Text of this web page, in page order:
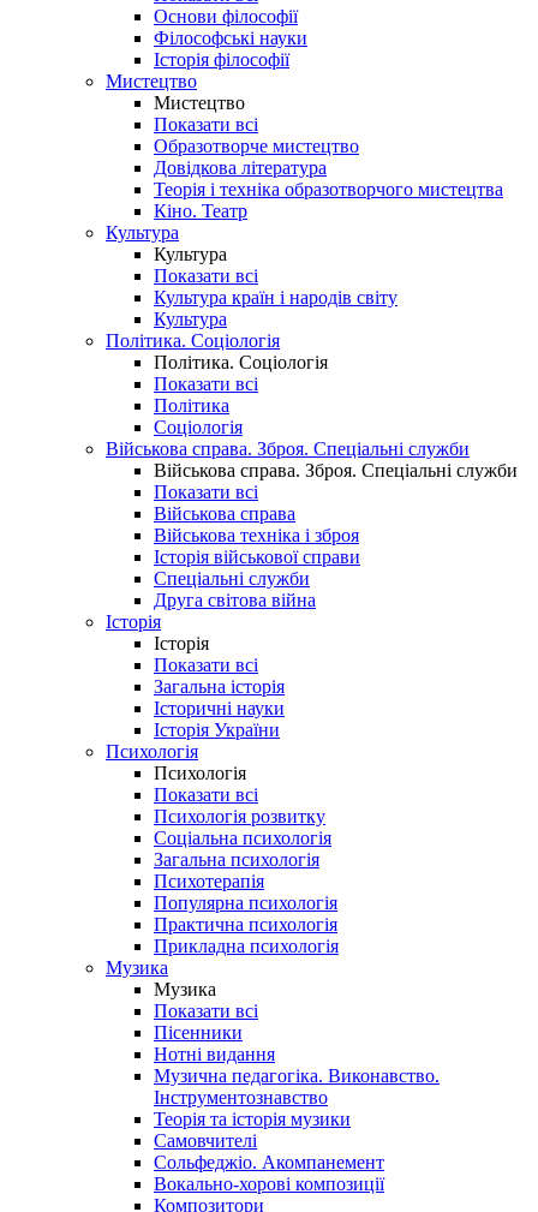
Основи філософії
Філософські науки
Історія філософії
Мистецтво
Мистецтво
Показати всі
Образотворче мистецтво
Довідкова література
Теорія і техніка образотворчого мистецтва
Кіно. Театр
Культура
Культура
Показати всі
Культура країн і народів світу
Культура
Політика. Соціологія
Політика. Соціологія
Показати всі
Політика
Соціологія
Військова справа. Зброя. Спеціальні служби
Військова справа. Зброя. Спеціальні служби
Показати всі
Військова справа
Військова техніка і зброя
Історія військової справи
Спеціальні служби
Друга світова війна
Історія
Історія
Показати всі
Загальна історія
Історичні науки
Історія України
Психологія
Психологія
Показати всі
Психологія розвитку
Соціальна психологія
Загальна психологія
Психотерапія
Популярна психологія
Практична психологія
Прикладна психологія
Музика
Музика
Показати всі
Пісенники
Нотні видання
Музична педагогіка. Виконавство.
Інструментознавство
Теорія та історія музики
Самовчителі
Сольфеджіо. Акомпанемент
Вокально-хорові композиції
Композитори